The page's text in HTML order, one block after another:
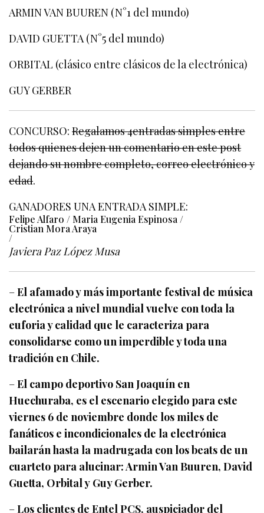
ARMIN VAN BUUREN (N°1 del mundo)
DAVID GUETTA (N°5 del mundo)
ORBITAL (clásico entre clásicos de la electrónica)
GUY GERBER
CONCURSO:Regalamos 4entradas simples entre
todos quienes dejen un comentario en este post
dejando su nombre completo, correo electrónico y
edad.
GANADORES UNA ENTRADA SIMPLE:
Felipe Alfaro / Maria Eugenia Espinosa /
Cristian Mora Araya
/
Javiera Paz López Musa
–El afamado y más importante festival de música
electrónica a nivel mundial vuelve con toda la
euforia y calidad que le caracteriza para
consolidarse como un imperdible y toda una
tradición en Chile.
–El campo deportivo San Joaquín en
Huechuraba, es el escenario elegido para este
viernes 6 de noviembre donde los miles de
fanáticos e incondicionales de la electrónica
bailarán hasta la madrugada con los beats de un
cuarteto para alucinar:Armin Van Buuren, David
Guetta, Orbital y Guy Gerber.
–Los clientes de Entel PCS, auspiciador del